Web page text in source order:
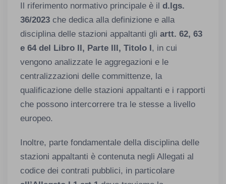
Il riferimento normativo principale è il d.lgs.
36/2023 che dedica alla definizione e alla
disciplina delle stazioni appaltanti gli artt. 62, 63
e 64 del Libro II, Parte III, Titolo I, in cui
vengono analizzate le aggregazioni e le
centralizzazioni delle committenze, la
qualificazione delle stazioni appaltanti e i rapporti
che possono intercorrere tra le stesse a livello
europeo.
Inoltre, parte fondamentale della disciplina delle
stazioni appaltanti è contenuta negli Allegati al
codice dei contrati pubblici, in particolare